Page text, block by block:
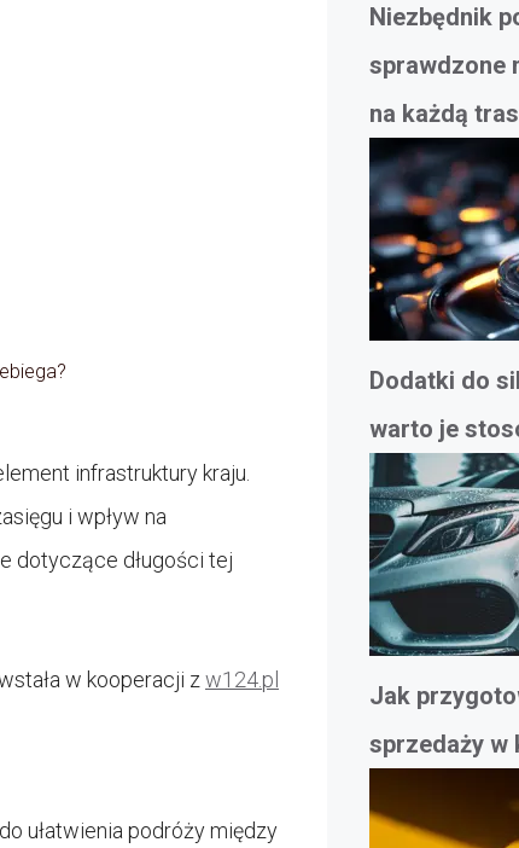
infrastruktury kraju.
i wpływ na
dotyczące długości tej
w kooperacji zw124.pl
ułatwienia podróży między
Niezbędnik
sprawdzone
na każdą
Dodatki do
warto je
Jak
sprzedaży w